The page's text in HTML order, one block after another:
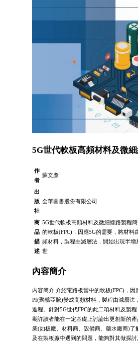
5G世代軟板高頻材料及微
作
者
蘇文彥
出
版
社
全華圖書股份有限公司
商
品
描
述
5G世代軟板高頻材料及微細線路製程
的軟板(FPC)，因應5G的需要，將材料
頻材料，製程由減層法，開始出現半增
世
內容簡介
內容簡介 介紹電路板當中的軟板(FPC)，因
PI(聚醯亞胺)變成高頻材料，製程由減層法
進程。針對5G世代FPC的此二項材料及製
期許讀者能在一定基礎上討論出更創新的
業(如板廠、材料商、設備商、藥水廠商)了
及在製板廠中遇到的問題，能夠對其做探討